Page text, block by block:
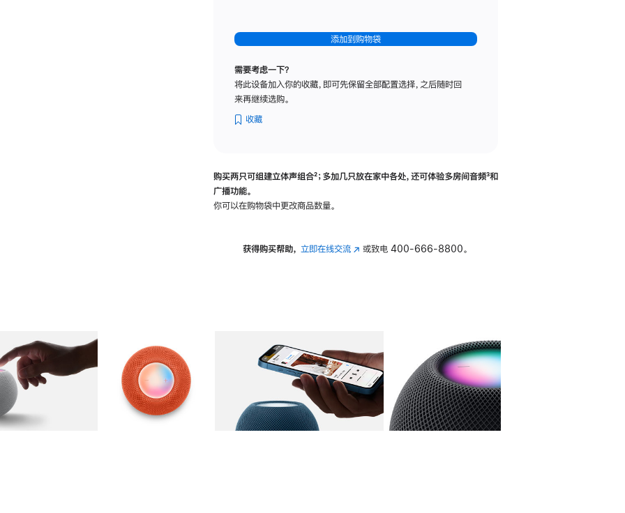
添加到购物袋
需要考虑一下？
将此设备加入你的收藏，即可先保留全部配置选择，之后随时回
来再继续选购。
收藏
购买两只可组建立体声组合脚
²；多加几只放在家中各处，还可体验多‍房‍间音频脚
³和
广播功能。
你可以在购物袋中更改商品数量。
获得购买帮助， 立即在线交流(在 或致电 400-666-8800。
图库 图像 图库 图像 图库 图像 4 图库 图像 5